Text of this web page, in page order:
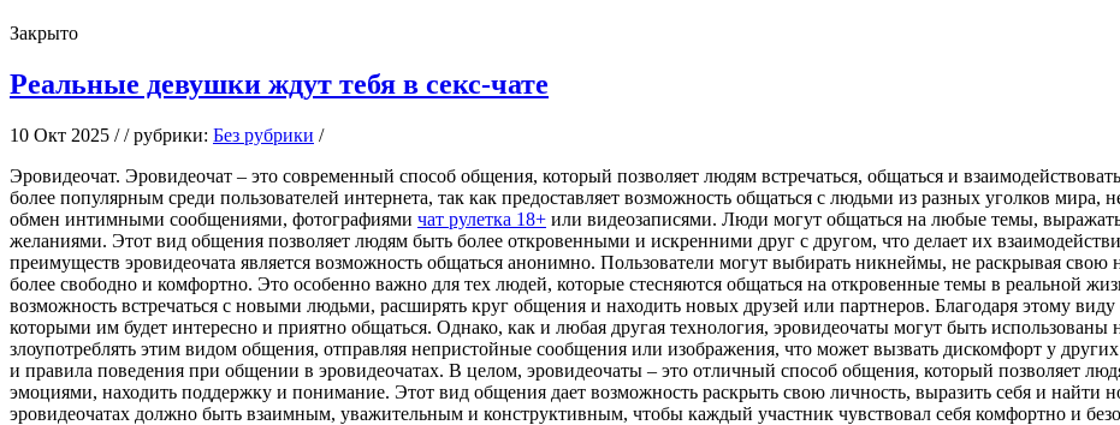
Закрыто
Реальные девушки ждут тебя в секс-чате
10 Окт 2025 / / рубрики: Без рубрики /
Эрoвидeoчaт. Эрoвидeoчaт – этo современный способ общения, который позволяет людям встречаться, общаться и
более популярным среди пользователей интернета, так как предоставляет возможность общаться с людьми из разных уголков мира,
обмен интимными сообщениями, фотографиями чат рулетка 18+ или видеозаписями. Люди могут общаться на любые темы,
желаниями. Этот вид общения позволяет людям быть более откровенными и искренними друг с другом, что делает их
преимуществ эровидеочата является возможность общаться анонимно. Пользователи могут выбирать никнеймы, не раскрывая свою
более свободно и комфортно. Это особенно важно для тех людей, которые стесняются общаться на откровенные темы в реальной
возможность встречаться с новыми людьми, расширять круг общения и находить новых друзей или партнеров. Благодаря этому
которыми им будет интересно и приятно общаться. Однако, как и любая другая технология, эровидеочаты могут быть использованы
злоупотреблять этим видом общения, отправляя непристойные сообщения или изображения, что может вызвать дискомфорт у
и правила поведения при общении в эровидеочатах. В целом, эровидеочаты – это отличный способ общения, который позволяет
эмоциями, находить поддержку и понимание. Этот вид общения дает возможность раскрыть свою личность, выразить себя и
эровидеочатах должно быть взаимным, уважительным и конструктивным, чтобы каждый участник чувствовал себя комфортно и